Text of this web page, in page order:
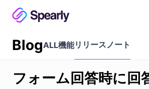
BlogALL機能リリースノート
フォーム回答時に回